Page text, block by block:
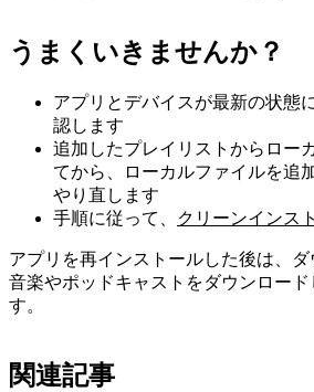
うまくいきませんか？
アプリとデバイスが最新の状態
認します
追加したプレイリストからロー
てから、ローカルファイルを追
やり直します
手順に従って、
クリーンインス
アプリを再インストールした後は、
音楽やポッドキャストをダウンロード
す。
関連記事